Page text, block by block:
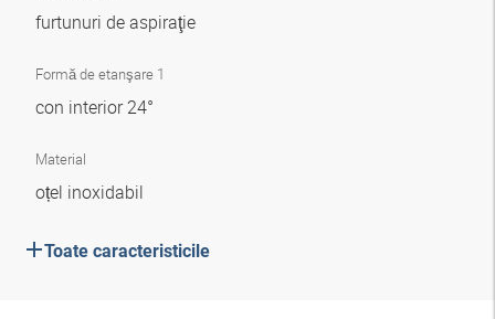
furtunuri de aspiraţie
Formă de etanşare 1
con interior 24°
Material
oțel inoxidabil
Toate caracteristicile